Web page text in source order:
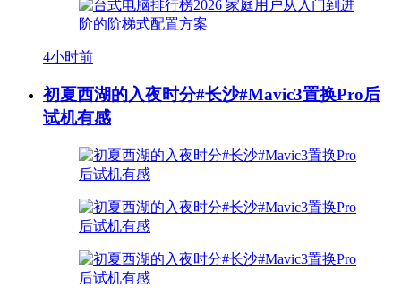
4小时前
初夏西湖的入夜时分#长沙#Mavic3置换Pro后
试机有感